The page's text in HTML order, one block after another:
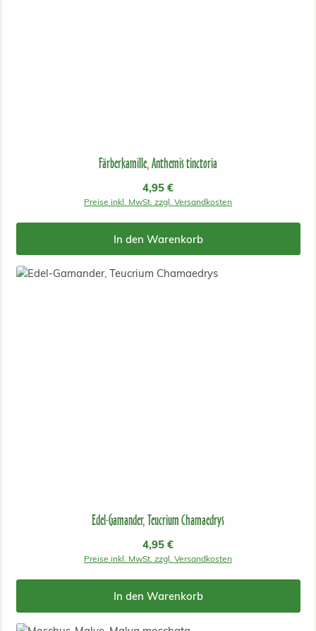
Färberkamille, Anthemis tinctoria
Regulärer Preis:
4,95 €
Preise inkl. MwSt. zzgl. Versandkosten
In den Warenkorb
Edel-Gamander, Teucrium Chamaedrys
Regulärer Preis:
4,95 €
Preise inkl. MwSt. zzgl. Versandkosten
In den Warenkorb